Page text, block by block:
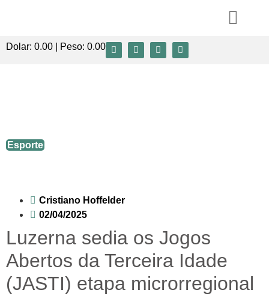
Dolar: 0.00 | Peso: 0.00
Esporte
Cristiano Hoffelder
02/04/2025
Luzerna sedia os Jogos
Abertos da Terceira Idade
(JASTI) etapa microrregional